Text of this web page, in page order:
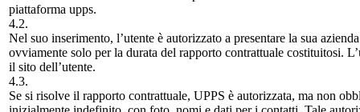
piattaforma upps.
4.2.
Nel suo inserimento, l’utente è autorizzato a presentare la sua
ovviamente solo per la durata del rapporto contrattuale costituitosi.
il sito dell’utente.
4.3.
Se si risolve il rapporto contrattuale, UPPS è autorizzata, ma non